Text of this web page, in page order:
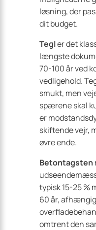
løsning, der
dit budget.
Tegler det
længste
70-100 år ved
vedligehold.
smukt, men
spærene skal
er
skiftende vejr,
øvre ende.
Betontagsten
typisk 15-25 %
60 år,
omtrent den